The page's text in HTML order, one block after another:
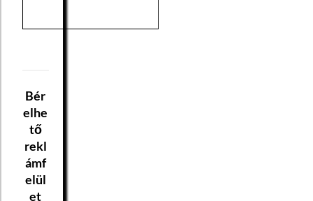
Bér
elhe
tő
rekl
ámf
elül
et